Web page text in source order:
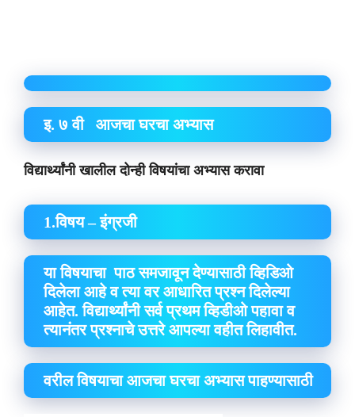
इ. ७ वी आजचा घरचा अभ्यास
विद्यार्थ्यांनी खालील दोन्ही विषयांचा अभ्यास करावा
1.विषय – इंग्रजी
या विषयाचा पाठ समजावून देण्यासाठी व्हिडिओ
दिलेला आहे व त्या वर आधारित प्रश्न दिलेल्या
आहेत. विद्यार्थ्यांनी सर्व प्रथम व्हिडीओ पहावा व
त्यानंतर प्रश्नाचे उत्तरे आपल्या वहीत लिहावीत.
वरील विषयाचा आजचा घरचा अभ्यास पाहण्यासाठी